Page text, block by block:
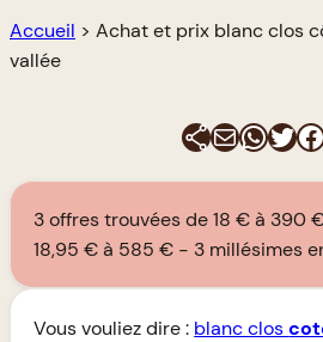
Accueil > Achat et prix blanc clos
vallée
E-mail
3 offres trouvées de 18 € à 390
18,95 € à 585 €
3 millésimes
Vous vouliez dire : blanc clos